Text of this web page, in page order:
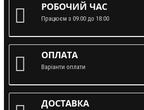
РОБОЧИЙ ЧАС
Працюєм з 09:00 до 18:00
ОПЛАТА
Варіанти оплати
ДОСТАВКА